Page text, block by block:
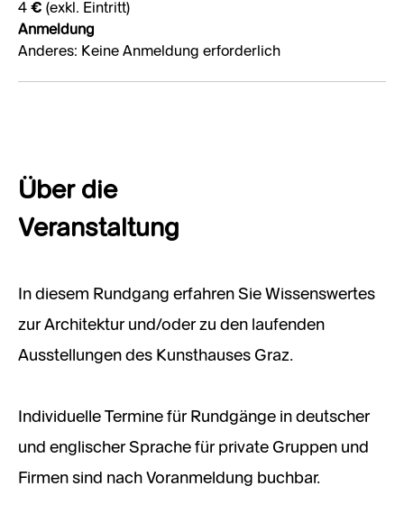
4 € (exkl. Eintritt)
Anmeldung
Anderes: Keine Anmeldung erforderlich
Über die
Veranstaltung
In diesem Rundgang erfahren Sie Wissenswertes
zur Architektur und/oder zu den laufenden
Ausstellungen des Kunsthauses Graz.
Individuelle Termine für Rundgänge in deutscher
und englischer Sprache für private Gruppen und
Firmen sind nach Voranmeldung buchbar.